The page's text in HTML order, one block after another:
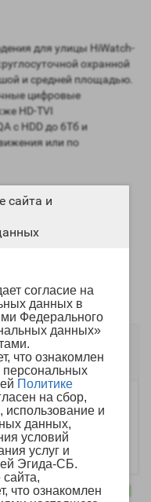
сайта и
согласие на
данных в
Федерального
данных»
что ознакомлен
персональных
Политике
на сбор,
использование и
данных,
условий
услуг и
Эгида-СБ.
что ознакомлен
для улицы HiWatch-
охранной
и средней площадью.
цифровые
HD-TVI
с HDD до 6Тб и
или по
и кабель в
отдельно.
в наличии